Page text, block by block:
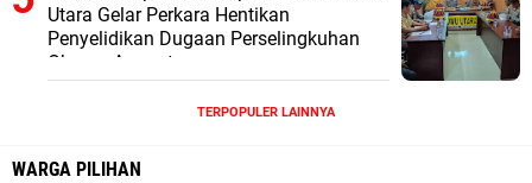
Utara Gelar Perkara Hentikan
Penyelidikan Dugaan Perselingkuhan
Oknum Anggota
TERPOPULER LAINNYA
WARGA PILIHAN